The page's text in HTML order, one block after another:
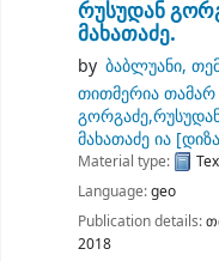
რუსუდან
მახათაძე.
by ბაბლუანი,
თითმერია თამარ
მახათაძე ია
Material type:
Language:geo
Publication details:
2018